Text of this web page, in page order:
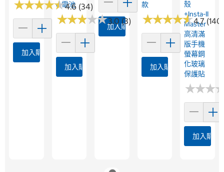
★★★★★
★★★★★4.6 (34)
加入購物車
E 電池
★★★★★
★★★★★3.0 (3)
加入購物車
加入購物車
款
★★★★★
★★★★★4.7 (140)
加入購物車
殼
+Insta-II
Master
高清滿
版手機
螢幕鋼
化玻璃
保護貼
★★★
★★★
加入購物